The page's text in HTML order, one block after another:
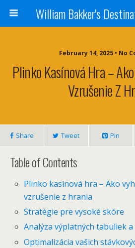
February 14, 2025 • No
Plinko Kasínová Hra –
Vzrušenie Z
Share Tweet Pin
Table of Contents
Plinko kasínová hra – Ako
vzrušenie z hrania
Stratégie pre vysoké skóre
Analýza výplatných tabuliek
Optimalizácia vašich